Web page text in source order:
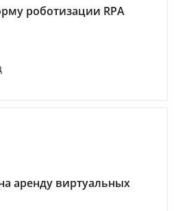
роботизации RPA
аренду виртуальных